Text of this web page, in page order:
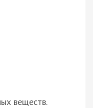
веществ.